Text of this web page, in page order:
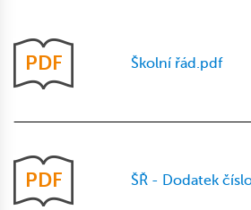
PDF Školní řád.pdf
PDF ŠŘ - Dodatek